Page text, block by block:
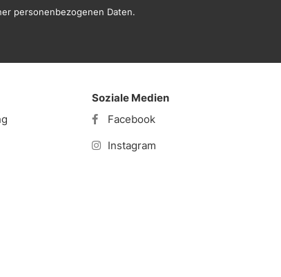
personenbezogenen Daten.
Soziale Medien
Facebook
Instagram